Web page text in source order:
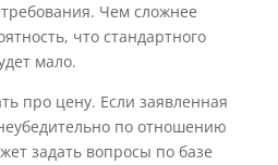
Чем сложнее
что стандартного
мало.
про цену. Если заявленная
по отношению
задать вопросы по базе